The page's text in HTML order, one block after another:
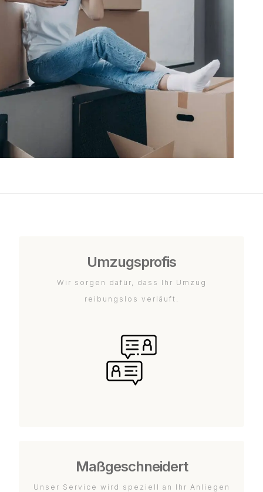
Umzugsprofis
Wir sorgen dafür, dass Ihr Umzug
reibungslos verläuft.
Maßgeschneidert
Unser Service wird speziell an Ihr Anliegen